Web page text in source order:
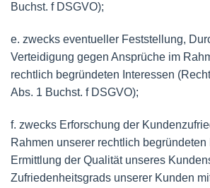
Buchst. f DSGVO);
e. zwecks eventueller Feststellung,
Verteidigung gegen Ansprüche im
rechtlich begründeten Interessen
Abs. 1 Buchst. f DSGVO);
f. zwecks Erforschung der
Rahmen unserer rechtlich begründeten
Ermittlung der Qualität unseres
Zufriedenheitsgrads unserer Kunden